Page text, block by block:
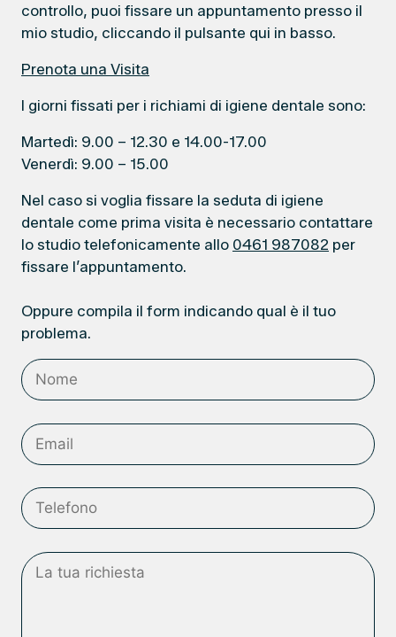
controllo, puoi fissare un appuntamento presso il
mio studio, cliccando il pulsante qui in basso.
Prenota una Visita
I giorni fissati per i richiami di igiene dentale sono:
Martedì: 9.00 – 12.30 e 14.00-17.00
Venerdì: 9.00 – 15.00
Nel caso si voglia fissare la seduta di igiene
dentale come prima visita è necessario contattare
lo studio telefonicamente allo 0461 987082 per
fissare l’appuntamento.
Oppure compila il form indicando qual è il tuo
problema.